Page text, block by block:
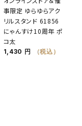
事限定 ゆらゆらアク
リルスタンド 61856
にゃんすけ10周年 ポ
コ太
1,430 円 （税込）